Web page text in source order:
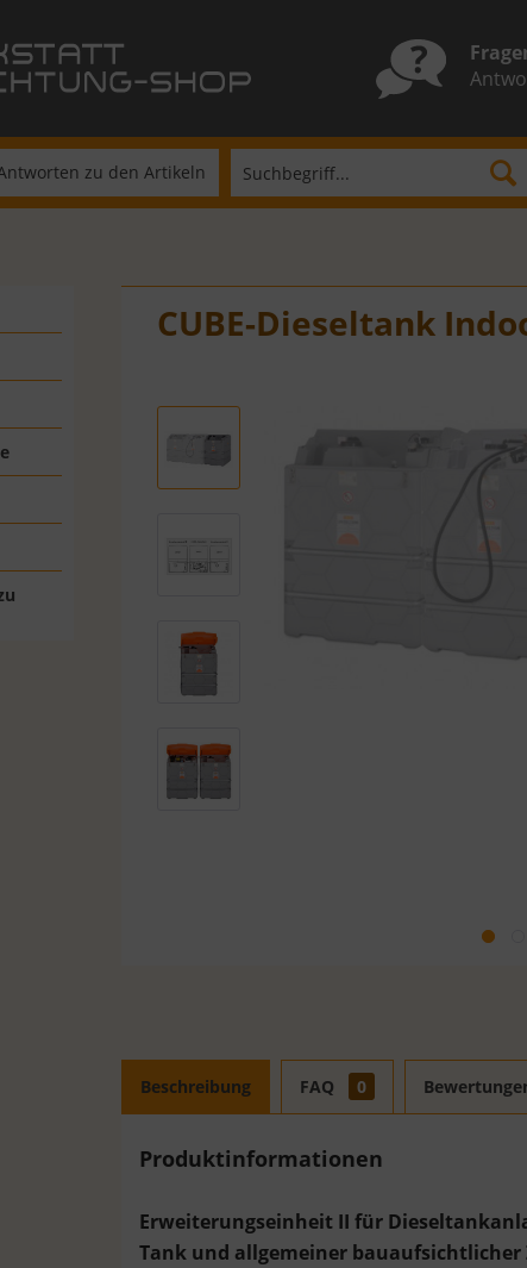
zu den Artikeln
CUBE-Dieseltank
Beschreibung FAQ 0
Produktinformationen
Erweiterungseinheit II für
Tank und allgemeiner bauaufsichtlicher